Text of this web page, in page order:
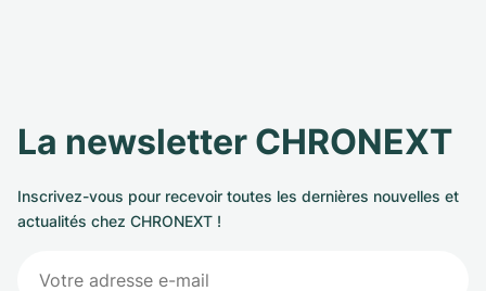
La newsletter CHRONEXT
Inscrivez-vous pour recevoir toutes les dernières nouvelles et
actualités chez CHRONEXT !